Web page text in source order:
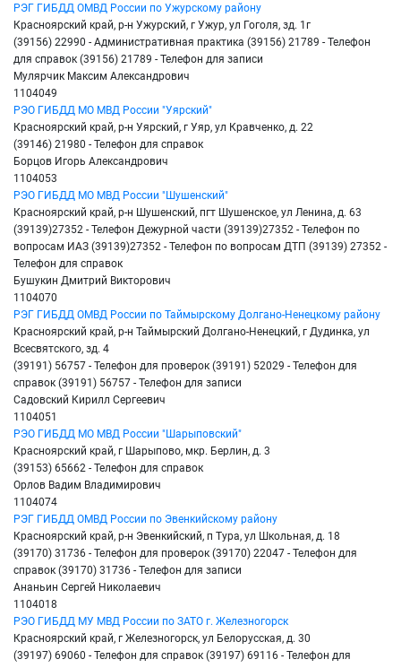
РЭГ ГИБДД ОМВД России по Ужурскому району
Красноярский край, р-н Ужурский, г Ужур, ул Гоголя, зд. 1г
(39156) 22990 - Административная практика (39156) 21789 - Телефон
для справок (39156) 21789 - Телефон для записи
Мулярчик Максим Александрович
1104049
РЭО ГИБДД МО МВД России "Уярский"
Красноярский край, р-н Уярский, г Уяр, ул Кравченко, д. 22
(39146) 21980 - Телефон для справок
Борцов Игорь Александрович
1104053
РЭО ГИБДД МО МВД России "Шушенский"
Красноярский край, р-н Шушенский, пгт Шушенское, ул Ленина, д. 63
(39139)27352 - Телефон Дежурной части (39139)27352 - Телефон по
вопросам ИАЗ (39139)27352 - Телефон по вопросам ДТП (39139) 27352 -
Телефон для справок
Бушукин Дмитрий Викторович
1104070
РЭГ ГИБДД ОМВД России по Таймырскому Долгано-Ненецкому району
Красноярский край, р-н Таймырский Долгано-Ненецкий, г Дудинка, ул
Всесвятского, зд. 4
(39191) 56757 - Телефон для проверок (39191) 52029 - Телефон для
справок (39191) 56757 - Телефон для записи
Садовский Кирилл Сергеевич
1104051
РЭО ГИБДД МО МВД России "Шарыповский"
Красноярский край, г Шарыпово, мкр. Берлин, д. 3
(39153) 65662 - Телефон для справок
Орлов Вадим Владимирович
1104074
РЭГ ГИБДД ОМВД России по Эвенкийскому району
Красноярский край, р-н Эвенкийский, п Тура, ул Школьная, д. 18
(39170) 31736 - Телефон для проверок (39170) 22047 - Телефон для
справок (39170) 31736 - Телефон для записи
Ананьин Сергей Николаевич
1104018
РЭО ГИБДД МУ МВД России по ЗАТО г. Железногорск
Красноярский край, г Железногорск, ул Белорусская, д. 30
(39197) 69060 - Телефон для справок (39197) 69116 - Телефон для